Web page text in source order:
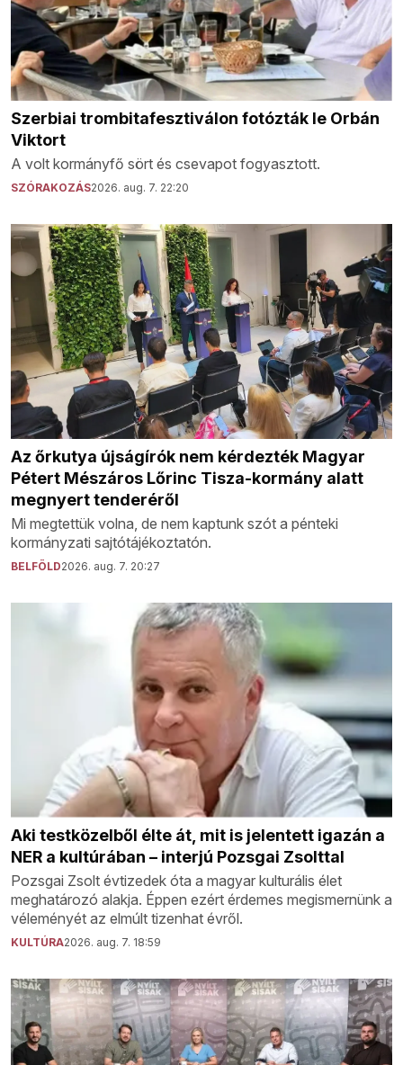
Szerbiai trombitafesztiválon fotózták le Orbán
Viktort
A volt kormányfő sört és csevapot fogyasztott.
SZÓRAKOZÁS2026. aug. 7. 22:20
Az őrkutya újságírók nem kérdezték Magyar
Pétert Mészáros Lőrinc Tisza-kormány alatt
megnyert tenderéről
Mi megtettük volna, de nem kaptunk szót a pénteki
kormányzati sajtótájékoztatón.
BELFÖLD2026. aug. 7. 20:27
Aki testközelből élte át, mit is jelentett igazán a
NER a kultúrában – interjú Pozsgai Zsolttal
Pozsgai Zsolt évtizedek óta a magyar kulturális élet
meghatározó alakja. Éppen ezért érdemes megismernünk a
véleményét az elmúlt tizenhat évről.
KULTÚRA2026. aug. 7. 18:59